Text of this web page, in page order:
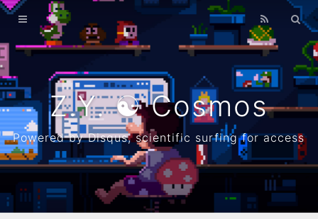
Z.Y. ☯ Cosmos
Powered by Disqus, scientific surfing for access
Home
Archives
λ
Resume
Github